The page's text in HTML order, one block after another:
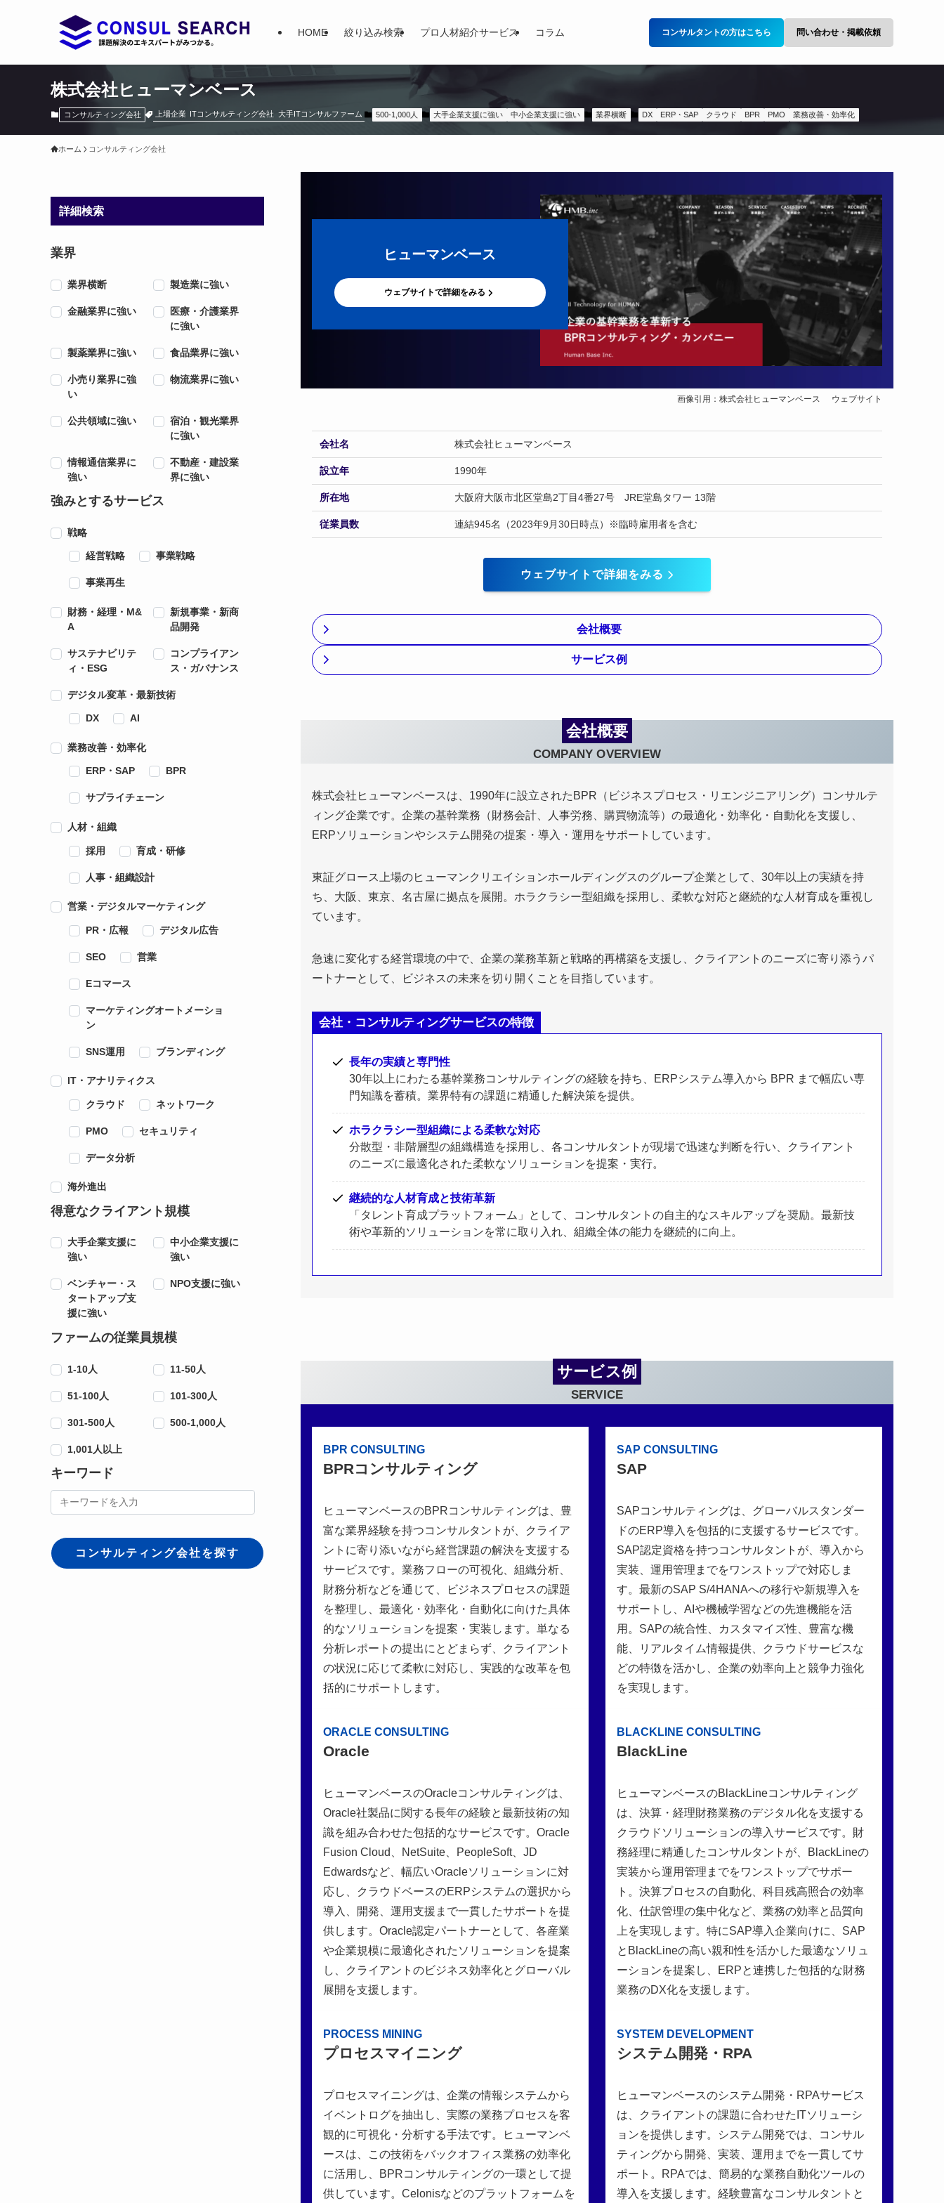
HOME 絞り込み検索 プロ人材紹介サービス コラム コンサルタントの方はこちら 問い合わせ・掲載依頼
株式会社ヒューマンベース
コンサルティング会社 上場企業 ITコンサルティング会社 大手ITコンサルファーム 500-1,000人 大手企業支援に強い 中小企業支援に強い 業界横断 DX ERP・SAP クラウド BPR PMO 業務改善・効率化
ホーム コンサルティング会社
ヒューマンベース
ウェブサイトで詳細をみる
画像引用：株式会社ヒューマンベース ウェブサイト
会社名 株式会社ヒューマンベース
設立年 1990年
所在地 大阪府大阪市北区堂島2丁目4番27号 JRE堂島タワー 13階
従業員数 連結945名（2023年9月30日時点）※臨時雇用者を含む
ウェブサイトで詳細をみる
会社概要
サービス例
会社概要
COMPANY OVERVIEW
株式会社ヒューマンベースは、1990年に設立されたBPR（ビジネスプロセス・リエンジニアリング）コンサルテ
ィング企業です。企業の基幹業務（財務会計、人事労務、購買物流等）の最適化・効率化・自動化を支援し、
ERPソリューションやシステム開発の提案・導入・運用をサポートしています。
東証グロース上場のヒューマンクリエイションホールディングスのグループ企業として、30年以上の実績を持
ち、大阪、東京、名古屋に拠点を展開。ホラクラシー型組織を採用し、柔軟な対応と継続的な人材育成を重視し
ています。
急速に変化する経営環境の中で、企業の業務革新と戦略的再構築を支援し、クライアントのニーズに寄り添うパ
ートナーとして、ビジネスの未来を切り開くことを目指しています。
会社・コンサルティングサービスの特徴
長年の実績と専門性
30年以上にわたる基幹業務コンサルティングの経験を持ち、ERPシステム導入から BPR まで幅広い専
門知識を蓄積。業界特有の課題に精通した解決策を提供。
ホラクラシー型組織による柔軟な対応
分散型・非階層型の組織構造を採用し、各コンサルタントが現場で迅速な判断を行い、クライアント
のニーズに最適化された柔軟なソリューションを提案・実行。
継続的な人材育成と技術革新
「タレント育成プラットフォーム」として、コンサルタントの自主的なスキルアップを奨励。最新技
術や革新的ソリューションを常に取り入れ、組織全体の能力を継続的に向上。
サービス例
SERVICE
BPR CONSULTING
BPRコンサルティング
ヒューマンベースのBPRコンサルティングは、豊
富な業界経験を持つコンサルタントが、クライア
ントに寄り添いながら経営課題の解決を支援する
サービスです。業務フローの可視化、組織分析、
財務分析などを通じて、ビジネスプロセスの課題
を整理し、最適化・効率化・自動化に向けた具体
的なソリューションを提案・実装します。単なる
分析レポートの提出にとどまらず、クライアント
の状況に応じて柔軟に対応し、実践的な改革を包
括的にサポートします。
SAP CONSULTING
SAP
SAPコンサルティングは、グローバルスタンダー
ドのERP導入を包括的に支援するサービスです。
SAP認定資格を持つコンサルタントが、導入から
実装、運用管理までをワンストップで対応しま
す。最新のSAP S/4HANAへの移行や新規導入を
サポートし、AIや機械学習などの先進機能を活
用。SAPの統合性、カスタマイズ性、豊富な機
能、リアルタイム情報提供、クラウドサービスな
どの特徴を活かし、企業の効率向上と競争力強化
を実現します。
ORACLE CONSULTING
Oracle
ヒューマンベースのOracleコンサルティングは、
Oracle社製品に関する長年の経験と最新技術の知
識を組み合わせた包括的なサービスです。Oracle
Fusion Cloud、NetSuite、PeopleSoft、JD
Edwardsなど、幅広いOracleソリューションに対
応し、クラウドベースのERPシステムの選択から
導入、開発、運用支援まで一貫したサポートを提
供します。Oracle認定パートナーとして、各産業
や企業規模に最適化されたソリューションを提案
し、クライアントのビジネス効率化とグローバル
展開を支援します。
BLACKLINE CONSULTING
BlackLine
ヒューマンベースのBlackLineコンサルティング
は、決算・経理財務業務のデジタル化を支援する
クラウドソリューションの導入サービスです。財
務経理に精通したコンサルタントが、BlackLineの
実装から運用管理までをワンストップでサポー
ト。決算プロセスの自動化、科目残高照合の効率
化、仕訳管理の集中化など、業務の効率と品質向
上を実現します。特にSAP導入企業向けに、SAP
とBlackLineの高い親和性を活かした最適なソリュ
ーションを提案し、ERPと連携した包括的な財務
業務のDX化を支援します。
PROCESS MINING
プロセスマイニング
プロセスマイニングは、企業の情報システムから
イベントログを抽出し、実際の業務プロセスを客
観的に可視化・分析する手法です。ヒューマンベ
ースは、この技術をバックオフィス業務の効率化
に活用し、BPRコンサルティングの一環として提
供しています。Celonisなどのプラットフォームを
SYSTEM DEVELOPMENT
システム開発・RPA
ヒューマンベースのシステム開発・RPAサービス
は、クライアントの課題に合わせたITソリューシ
ョンを提供します。システム開発では、コンサル
ティングから開発、実装、運用までを一貫してサ
ポート。RPAでは、簡易的な業務自動化ツールの
導入を支援します。経験豊富なコンサルタントと
詳細検索
業界
業界横断 製造業に強い
金融業界に強い
医療・介護業界
に強い
製薬業界に強い 食品業界に強い
小売り業界に強
い
物流業界に強い
公共領域に強い
宿泊・観光業界
に強い
情報通信業界に
強い
不動産・建設業
界に強い
強みとするサービス
戦略
経営戦略 事業戦略
事業再生
財務・経理・M&
A
新規事業・新商
品開発
サステナビリテ
ィ・ESG
コンプライアン
ス・ガバナンス
デジタル変革・最新技術
DX AI
業務改善・効率化
ERP・SAP BPR
サプライチェーン
人材・組織
採用 育成・研修
人事・組織設計
営業・デジタルマーケティング
PR・広報 デジタル広告
SEO 営業
Eコマース
マーケティングオートメーショ
ン
SNS運用 ブランディング
IT・アナリティクス
クラウド ネットワーク
PMO セキュリティ
データ分析
海外進出
得意なクライアント規模
大手企業支援に
強い
中小企業支援に
強い
ベンチャー・ス
タートアップ支
援に強い
NPO支援に強い
ファームの従業員規模
1-10人 11-50人
51-100人 101-300人
301-500人 500-1,000人
1,001人以上
キーワード
コンサルティング会社を探す